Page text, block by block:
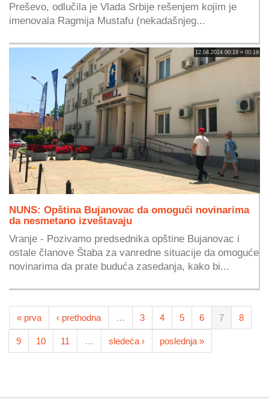
Preševo, odlučila je Vlada Srbije rešenjem kojim je
imenovala Ragmija Mustafu (nekadašnjeg...
12.04.2024 00:19 » 00:19
NUNS: Opština Bujanovac da omogući novinarima
da nesmetano izveštavaju
Vranje - Pozivamo predsednika opštine Bujanovac i
ostale članove Štaba za vanredne situacije da omoguće
novinarima da prate buduća zasedanja, kako bi...
« prva ‹ prethodna … 3 4 5 6 7 8
9 10 11 … sledeća › poslednja »